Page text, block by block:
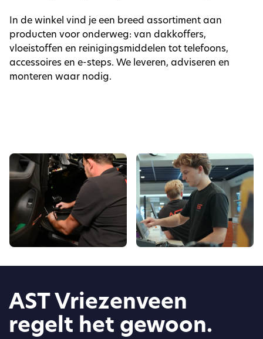
In de winkel vind je een breed assortiment aan
producten voor onderweg: van dakkoffers,
vloeistoffen en reinigingsmiddelen tot telefoons,
accessoires en e-steps. We leveren, adviseren en
monteren waar nodig.
AST Vriezenveen
regelt het gewoon.